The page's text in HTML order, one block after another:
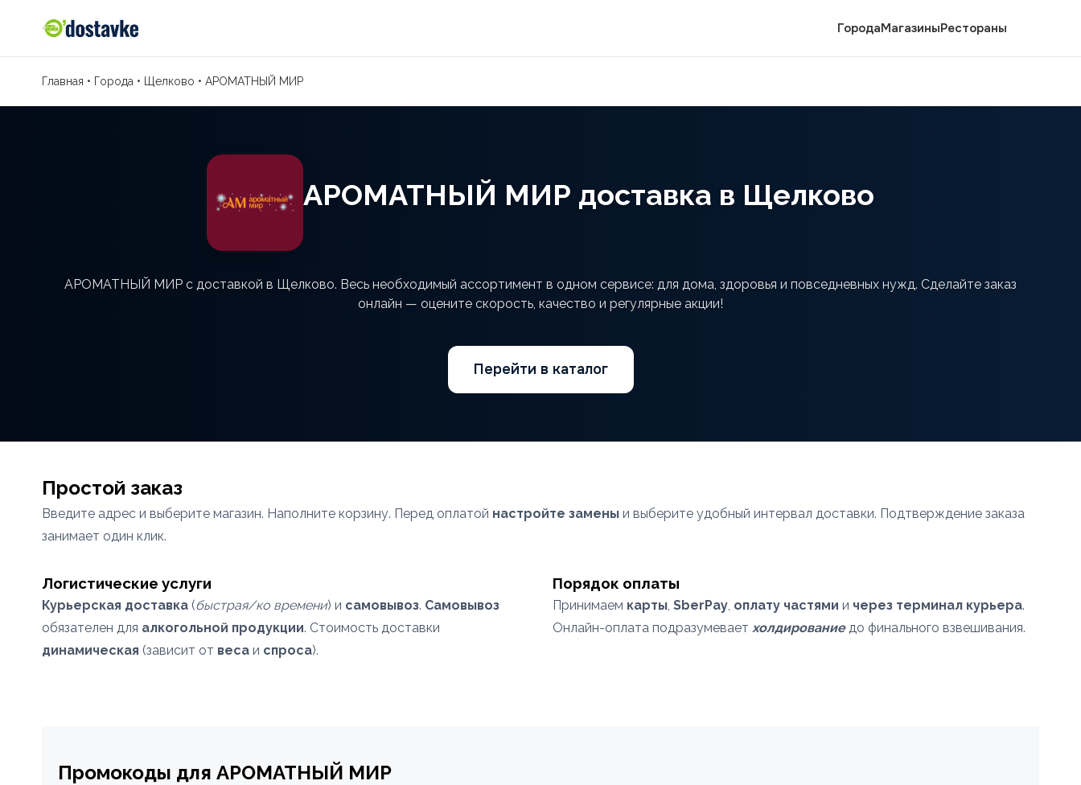
ГородаМагазиныРестораны
Главная • Города • Щелково • АРОМАТНЫЙ МИР
АРОМАТНЫЙ МИР доставка в Щелково
АРОМАТНЫЙ МИР с доставкой в Щелково. Весь необходимый ассортимент в одном сервисе: для дома, здоровья и повседневных нужд. Сделайте заказ
онлайн — оцените скорость, качество и регулярные акции!
Перейти в каталог
Простой заказ
Введите адрес и выберите магазин. Наполните корзину. Перед оплатой настройте замены и выберите удобный интервал доставки. Подтверждение заказа
занимает один клик.
Логистические услуги
Курьерская доставка (быстрая/ко времени) и самовывоз. Самовывоз
обязателен для алкогольной продукции. Стоимость доставки
динамическая (зависит от веса и спроса).
Порядок оплаты
Принимаем карты, SberPay, оплату частями и через терминал курьера.
Онлайн-оплата подразумевает холдированиедо финального взвешивания.
Промокоды для АРОМАТНЫЙ МИР